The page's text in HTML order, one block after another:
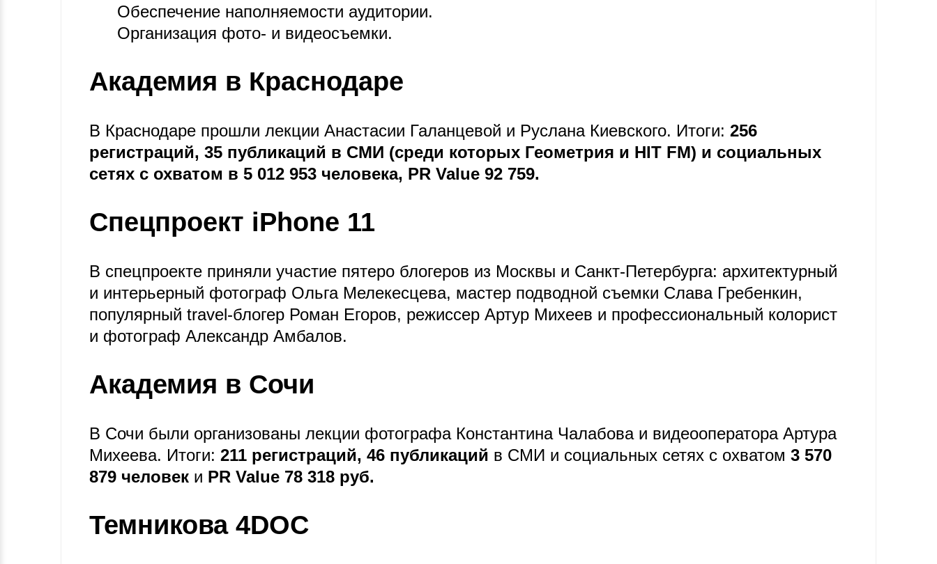
Обеспечение наполняемости аудитории.
Организация фото- и видеосъемки.
Академия в Краснодаре
В Краснодаре прошли лекции Анастасии Галанцевой и Руслана Киевского. Итоги: 256
регистраций, 35 публикаций в СМИ (среди которых Геометрия и HIT FM) и социальных
сетях с охватом в 5 012 953 человека, PR Value 92 759.
Спецпроект iPhone 11
В спецпроекте приняли участие пятеро блогеров из Москвы и Санкт-Петербурга: архитектурный
и интерьерный фотограф Ольга Мелекесцева, мастер подводной съемки Слава Гребенкин,
популярный travel-блогер Роман Егоров, режиссер Артур Михеев и профессиональный колорист
и фотограф Александр Амбалов.
Академия в Сочи
В Сочи были организованы лекции фотографа Константина Чалабова и видеооператора Артура
Михеева. Итоги: 211 регистраций, 46 публикаций в СМИ и социальных сетях с охватом 3 570
879 человек и PR Value 78 318 руб.
Темникова 4DOC